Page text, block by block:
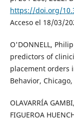
https://doi.org/
Acceso el 18/03/
O'DONNELL,
predictors of
placement orders
Behavior,
OLAVARRÍA
FIGUEROA